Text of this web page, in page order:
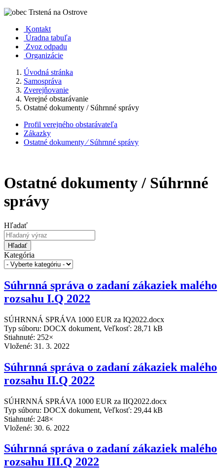
Kontakt
Úradna tabuľa
Zvoz odpadu
Organizácie
Úvodná stránka
Samospráva
Zverejňovanie
Verejné obstarávanie
Ostatné dokumenty / Súhrnné správy
Profil verejného obstarávateľa
Zákazky
Ostatné dokumenty ⁄ Súhrnné správy
Ostatné dokumenty / Súhrnné
správy
Hľadať
Hľadať
Kategória
Súhrnná správa o zadaní zákaziek malého
rozsahu I.Q 2022
SÚHRNNÁ SPRÁVA 1000 EUR za IQ2022.docx
Typ súboru: DOCX dokument, Veľkosť: 28,71 kB
Stiahnuté: 252×
Vložené: 31. 3. 2022
Súhrnná správa o zadaní zákaziek malého
rozsahu II.Q 2022
SÚHRNNÁ SPRÁVA 1000 EUR za IIQ2022.docx
Typ súboru: DOCX dokument, Veľkosť: 29,44 kB
Stiahnuté: 248×
Vložené: 30. 6. 2022
Súhrnná správa o zadaní zákaziek malého
rozsahu III.Q 2022